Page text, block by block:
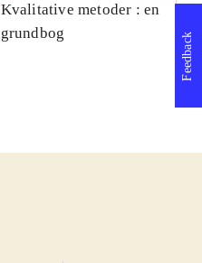
Kvalitative metoder : en
grundbog
Feedback